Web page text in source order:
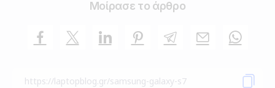
Μοίρασε το άρθρο